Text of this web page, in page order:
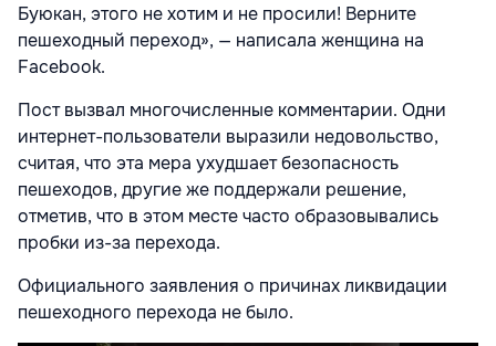
Буюкан, этого не хотим и не просили! Верните
пешеходный переход», — написала женщина на
Facebook.
Пост вызвал многочисленные комментарии. Одни
интернет-пользователи выразили недовольство,
считая, что эта мера ухудшает безопасность
пешеходов, другие же поддержали решение,
отметив, что в этом месте часто образовывались
пробки из-за перехода.
Официального заявления о причинах ликвидации
пешеходного перехода не было.